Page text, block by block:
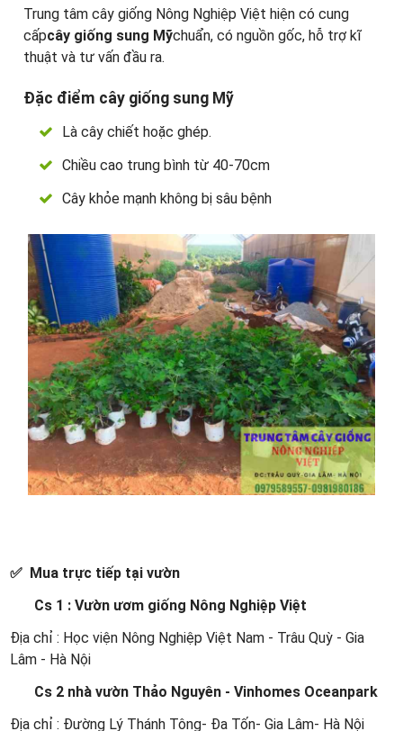
Trung tâm cây giống Nông Nghiệp Việt hiện có cung
cấpcây giống sung Mỹchuẩn, có nguồn gốc, hỗ trợ kĩ
thuật và tư vấn đầu ra.
Đặc điểm cây giống sung Mỹ
Là cây chiết hoặc ghép.
Chiều cao trung bình từ 40-70cm
Cây khỏe mạnh không bị sâu bệnh
✅ Mua trực tiếp tại vườn
Cs 1 : Vườn ươm giống Nông Nghiệp Việt
Địa chỉ : Học viện Nông Nghiệp Việt Nam - Trâu Quỳ - Gia
Lâm - Hà Nội
Cs 2 nhà vườn Thảo Nguyên - Vinhomes Oceanpark
Địa chỉ : Đường Lý Thánh Tông- Đa Tốn- Gia Lâm- Hà Nội